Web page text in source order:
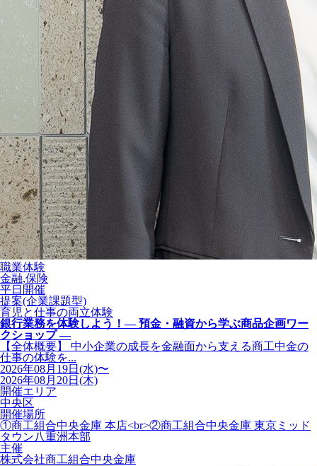
職業体験
金融,保険
平日開催
提案(企業課題型)
育児と仕事の両立体験
銀行業務を体験しよう！― 預金・融資から学ぶ商品企画ワー
クショップ ―
【全体概要】 中小企業の成長を金融面から支える商工中金の
仕事の体験を...
2026年08月19日(水)〜
2026年08月20日(木)
開催エリア
中央区
開催場所
①商工組合中央金庫 本店<br>②商工組合中央金庫 東京ミッド
タウン八重洲本部
主催
株式会社商工組合中央金庫